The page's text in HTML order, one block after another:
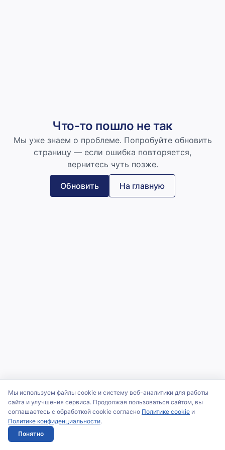
Что-то пошло не так
Мы уже знаем о проблеме. Попробуйте обновить
страницу — если ошибка повторяется,
вернитесь чуть позже.
Обновить На главную
Мы используем файлы cookie и систему веб-аналитики для работы
сайта и улучшения сервиса. Продолжая пользоваться сайтом, вы
соглашаетесь с обработкой cookie согласно Политике cookie и
Политике конфиденциальности.
Понятно